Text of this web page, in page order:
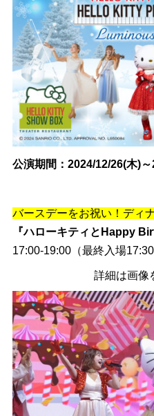
公演期間：2024/12/26(木)
バースデーをお祝い！ディ
『ハローキティとHappy
17:00-19:00（最終入場17:30
詳細は画